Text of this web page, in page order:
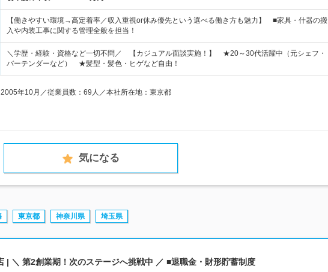
【働きやすい環境→高定着率／収入重視or休み優先という選べる働き方も魅力】 ■家具・什器の搬
入や内装工事に関する管理全般を担当！
＼学歴・経験・資格など一切不問／ 【カジュアル面談実施！】 ★20～30代活躍中（元シェフ・
バーテンダーなど） ★髪型・髪色・ヒゲなど自由！
年10月／従業員数：69人／本社所在地：東京都
気になる
東京都 神奈川県 埼玉県
| ＼ 第2創業期！次のステージへ挑戦中 ／ ■退職金・財形貯蓄制度